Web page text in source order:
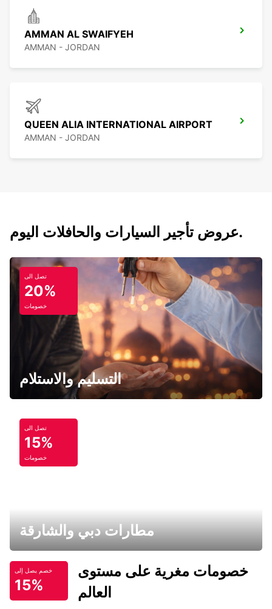
AMMAN AL SWAIFYEH
AMMAN - JORDAN
QUEEN ALIA INTERNATIONAL AIRPORT
AMMAN - JORDAN
عروض تأجير السيارات والحافلات اليوم.
تصل الى
20%
خصومات
التسليم والاستلام
تصل الى
15%
خصومات
مطارات دبي والشارقة
خصم يصل إلى
15%
خصومات مغرية على مستوى
العالم